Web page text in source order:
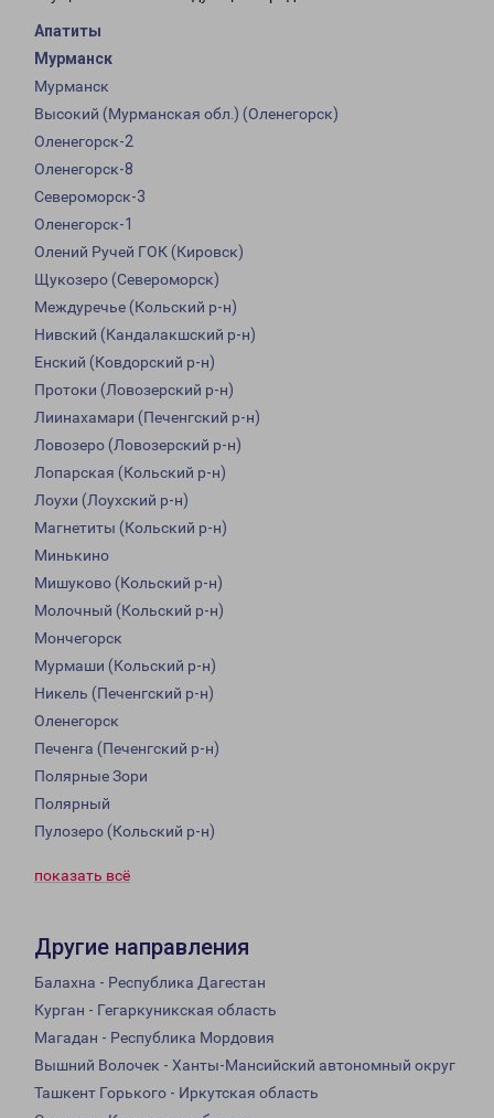
Апатиты
Мурманск
Мурманск
Высокий (Мурманская обл.) (Оленегорск)
Оленегорск-2
Оленегорск-8
Североморск-3
Оленегорск-1
Олений Ручей ГОК (Кировск)
Щукозеро (Североморск)
Междуречье (Кольский р-н)
Нивский (Кандалакшский р-н)
Енский (Ковдорский р-н)
Протоки (Ловозерский р-н)
Лиинахамари (Печенгский р-н)
Ловозеро (Ловозерский р-н)
Лопарская (Кольский р-н)
Лоухи (Лоухский р-н)
Магнетиты (Кольский р-н)
Минькино
Мишуково (Кольский р-н)
Молочный (Кольский р-н)
Мончегорск
Мурмаши (Кольский р-н)
Никель (Печенгский р-н)
Оленегорск
Печенга (Печенгский р-н)
Полярные Зори
Полярный
Пулозеро (Кольский р-н)
показать всё
Другие направления
Балахна - Республика Дагестан
Курган - Гегаркуникская область
Магадан - Республика Мордовия
Вышний Волочек - Ханты-Мансийский автономный округ
Ташкент Горького - Иркутская область